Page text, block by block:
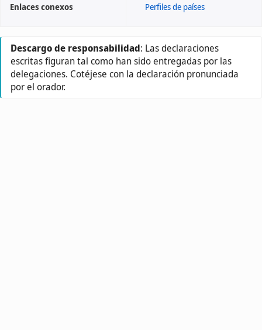
Enlaces conexos Perfiles de países
Descargo de responsabilidad: Las declaraciones
escritas figuran tal como han sido entregadas por las
delegaciones. Cotéjese con la declaración pronunciada
por el orador.